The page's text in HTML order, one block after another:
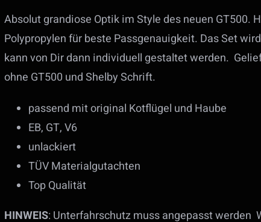
Absolut grandiose Optik im Style des neuen GT500.
Polypropylen für beste Passgenauigkeit. Das Set
kann von Dir dann individuell gestaltet werden.
ohne GT500 und Shelby Schrift.
passend mit original Kotflügel und Haube
EB, GT, V6
unlackiert
TÜV Materialgutachten
Top Qualität
HINWEIS: Unterfahrschutz muss angepasst werden